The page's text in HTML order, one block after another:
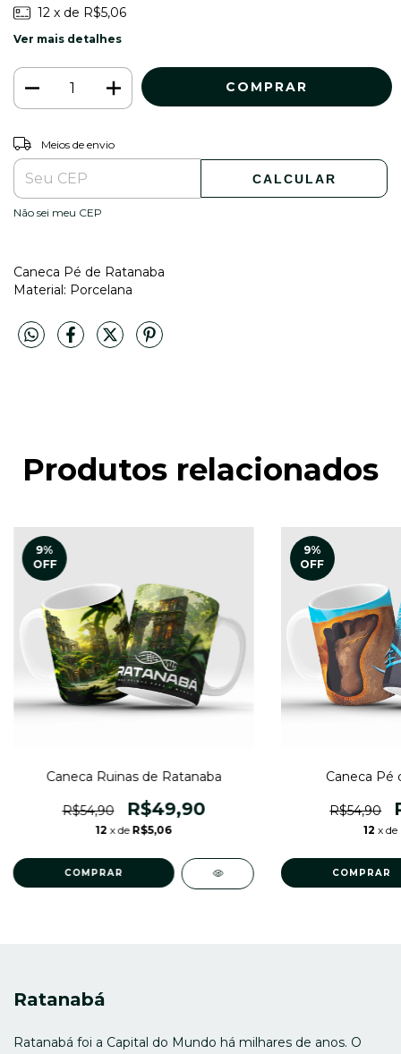
12 x de R$5,06
Ver mais detalhes
Entregas para o CEP:
Meios de envio
CALCULAR
Não sei meu CEP
Caneca Pé de Ratanaba
Material: Porcelana
Produtos relacionados
9%
OFF
Caneca Ruinas de Ratanaba
R$54,90 R$49,90
12 x de R$5,06
9%
OFF
Caneca Pé
R$54,90
12 x de
Ratanabá
Ratanabá foi a Capital do Mundo há milhares de anos. O